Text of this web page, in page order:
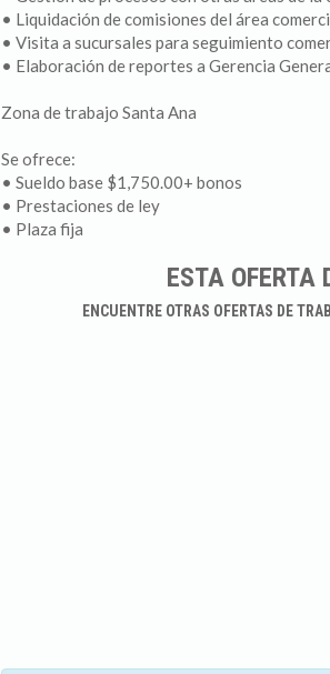
• Liquidación de comisiones del área
• Visita a sucursales para seguimiento
• Elaboración de reportes a Gerencia
Zona de trabajo Santa Ana
Se ofrece:
• Sueldo base $1,750.00+ bonos
• Prestaciones de ley
• Plaza fija
ESTA OFERTA
ENCUENTRE OTRAS OFERTAS DE